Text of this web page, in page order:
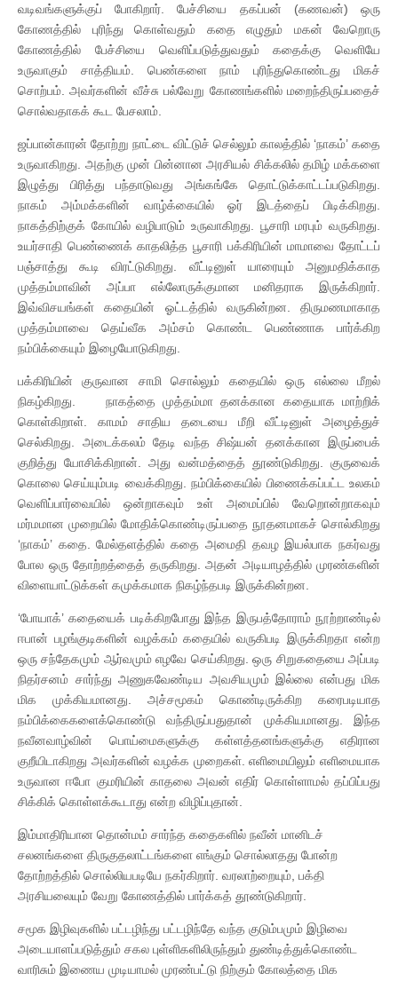
வடிவங்களுக்குப் போகிறார். பேச்சியை தகப்பன் (கணவன்) ஒரு
கோணத்தில் புரிந்து கொள்வதும் கதை எழுதும் மகன் வேறொரு
கோணத்தில் பேச்சியை வெளிப்படுத்துவதும் கதைக்கு வெளியே
உருவாகும் சாத்தியம். பெண்களை நாம் புரிந்துகொண்டது மிகச்
சொற்பம். அவர்களின் வீச்சு பல்வேறு கோணங்களில் மறைந்திருப்பதைச்
சொல்வதாகக் கூட பேசலாம்.
ஜப்பான்காரன் தோற்று நாட்டை விட்டுச் செல்லும் காலத்தில் ‘நாகம்’ கதை
உருவாகிறது. அதற்கு முன் பின்னான அரசியல் சிக்கலில் தமிழ் மக்களை
இழுத்து பிரித்து பந்தாடுவது அங்கங்கே தொட்டுக்காட்டப்படுகிறது.
நாகம் அம்மக்களின் வாழ்க்கையில் ஓர் இடத்தைப் பிடிக்கிறது.
நாகத்திற்குக் கோயில் வழிபாடும் உருவாகிறது. பூசாரி மரபும் வருகிறது.
உயர்சாதி பெண்ணைக் காதலித்த பூசாரி பக்கிரியின் மாமாவை தோட்டப்
பஞ்சாத்து கூடி விரட்டுகிறது. வீட்டினுள் யாரையும் அனுமதிக்காத
முத்தம்மாவின் அப்பா எல்லோருக்குமான மனிதராக இருக்கிறார்.
இவ்விசயங்கள் கதையின் ஓட்டத்தில் வருகின்றன. திருமணமாகாத
முத்தம்மாவை தெய்வீக அம்சம் கொண்ட பெண்ணாக பார்க்கிற
நம்பிக்கையும் இழையோடுகிறது.
பக்கிரியின் குருவான சாமி சொல்லும் கதையில் ஒரு எல்லை மீறல்
நிகழ்கிறது. நாகத்தை முத்தம்மா தனக்கான கதையாக மாற்றிக்
கொள்கிறாள். காமம் சாதிய தடையை மீறி வீட்டினுள் அழைத்துச்
செல்கிறது. அடைக்கலம் தேடி வந்த சிஷ்யன் தனக்கான இருப்பைக்
குறித்து யோசிக்கிறான். அது வன்மத்தைத் தூண்டுகிறது. குருவைக்
கொலை செய்யும்படி வைக்கிறது. நம்பிக்கையில் பிணைக்கப்பட்ட உலகம்
வெளிப்பார்வையில் ஒன்றாகவும் உள் அமைப்பில் வேறொன்றாகவும்
மர்மமான முறையில் மோதிக்கொண்டிருப்பதை நூதனமாகச் சொல்கிறது
‘நாகம்’ கதை. மேல்தளத்தில் கதை அமைதி தவழ இயல்பாக நகர்வது
போல ஒரு தோற்றத்தைத் தருகிறது. அதன் அடியாழத்தில் முரண்களின்
விளையாட்டுக்கள் கமுக்கமாக நிகழ்ந்தபடி இருக்கின்றன.
‘போயாக்’ கதையைக் படிக்கிறபோது இந்த இருபத்தோராம் நூற்றாண்டில்
ஈபான் பழங்குடிகளின் வழக்கம் கதையில் வருகிபடி இருக்கிறதா என்ற
ஒரு சந்தேகமும் ஆர்வமும் எழவே செய்கிறது. ஒரு சிறுகதையை அப்படி
நிதர்சனம் சார்ந்து அணுகவேண்டிய அவசியமும் இல்லை என்பது மிக
மிக முக்கியமானது. அச்சமூகம் கொண்டிருக்கிற கரைபடியாத
நம்பிக்கைகளைக்கொண்டு வந்திருப்பதுதான் முக்கியமானது. இந்த
நவீனவாழ்வின் பொய்மைகளுக்கு கள்ளத்தனங்களுக்கு எதிரான
குறீயிடாகிறது அவர்களின் வழக்க முறைகள். எளிமையிலும் எளிமையாக
உருவான ஈபோ குமரியின் காதலை அவன் எதிர் கொள்ளாமல் தப்பிப்பது
சிக்கிக் கொள்ளக்கூடாது என்ற விழிப்புதான்.
இம்மாதிரியான தொன்மம் சார்ந்த கதைகளில் நவீன் மானிடச்
சலனங்களை திருகுதலாட்டங்களை எங்கும் சொல்லாதது போன்ற
தோற்றத்தில் சொல்லியபடியே நகர்கிறார். வரலாற்றையும், பக்தி
அரசியலையும் வேறு கோணத்தில் பார்க்கத் தூண்டுகிறார்.
சமூக இழிவுகளில் பட்டழிந்து பட்டழிந்தே வந்த குடும்பமும் இழிவை
அடையாளப்படுத்தும் சகல புள்ளிகளிலிருந்தும் துண்டித்துக்கொண்ட
வாரிசும் இணைய முடியாமல் முரண்பட்டு நிற்கும் கோலத்தை மிக